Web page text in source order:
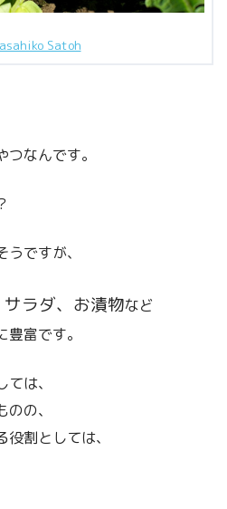
Satoh
なんです。
ですが、
ラダ、お漬物など
富です。
は、
の、
割としては、